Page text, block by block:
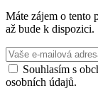
Máte zájem o tento
až bude k dispozici.
Souhlasím s
osobních údajů.